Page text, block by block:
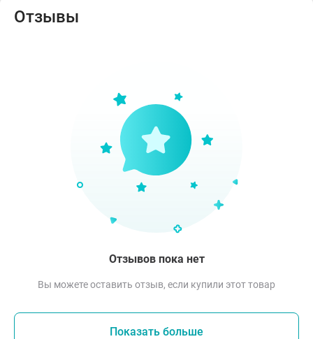
Отзывы
Отзывов пока нет
Вы можете оставить отзыв, если купили этот товар
Показать больше